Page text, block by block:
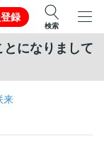
録
検索
になりまして
来